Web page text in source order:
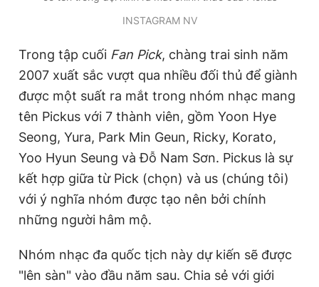
INSTAGRAM NV
Trong tập cuối Fan Pick, chàng trai sinh năm
2007 xuất sắc vượt qua nhiều đối thủ để giành
được một suất ra mắt trong nhóm nhạc mang
tên Pickus với 7 thành viên, gồm Yoon Hye
Seong, Yura, Park Min Geun, Ricky, Korato,
Yoo Hyun Seung và Đỗ Nam Sơn. Pickus là sự
kết hợp giữa từ Pick (chọn) và us (chúng tôi)
với ý nghĩa nhóm được tạo nên bởi chính
những người hâm mộ.
Nhóm nhạc đa quốc tịch này dự kiến sẽ được
"lên sàn" vào đầu năm sau. Chia sẻ với giới